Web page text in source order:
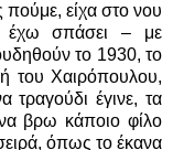
πούμε, είχα στο νου
έχω σπάσει – με
το 1930, το
του Χαιρόπουλου,
έγινε, τα
βρω κάποιο φίλο
όπως το έκανα